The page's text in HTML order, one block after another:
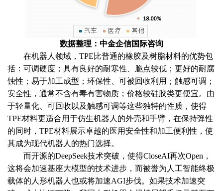
数据整理：中金企信国际咨询
在机器人领域， TPE比普通的橡胶及树脂材料的优势包
括：可调硬度；具有良好的耐寒性、脆点较低；更好的耐腐
蚀性；易于加工成型；环保性、可被回收利用；触感可调；
安全性，通常不含有毒有害物质；价格较硅胶类更便宜。由
于轻量化、可回收以及触感可调等这些独特的性质，使得
TPE材料更适合用于仿生机器人的外壳和手臂，在保持弹性
的同时，TPE材料展示卓越的医用安全性和加工便利性，使
其成为现代机器人的热门选择。
而开源的DeepSeek技术突破，使得CloseAI再次Open，
这将会加速基座大模型的技术进步，而被誉为人工智能终极
载体的人形机器人也或将加速AGI步伐。如果技术加速突